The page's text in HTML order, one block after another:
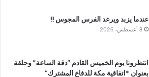
عندما يزبد ويرعد الفرس المجوس !!
8 أغسطس، 2026
انتظرونا يوم الخميس القادم “دقة الساعة” وحلقة
بعنوان *اتفاقية مكة للدفاع المشترك”